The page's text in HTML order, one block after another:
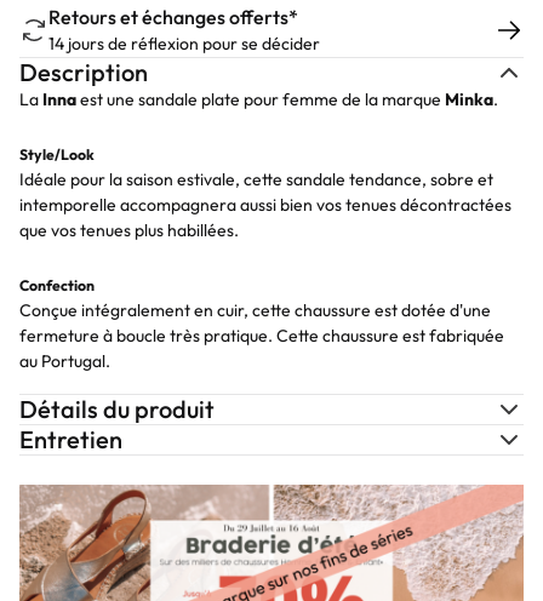
Retours et échanges offerts*
14 jours de réflexion pour se décider
Description
La Innaest une sandale plate pour femme de la marque Minka.
Style/Look
Idéale pour la saison estivale, cette sandale tendance, sobre et
intemporelle accompagnera aussi bien vos tenues décontractées
que vos tenues plus habillées.
Confection
Conçue intégralement en cuir, cette chaussure est dotée d'une
fermeture à boucle très pratique. Cette chaussure est fabriquée
au Portugal.
Détails du produit
Entretien